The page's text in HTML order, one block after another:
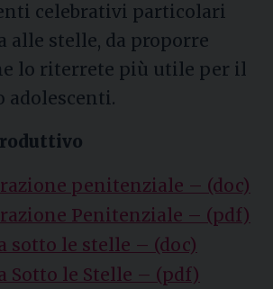
celebrativi particolari
alle stelle, da proporre
lo riterrete più utile per il
adolescenti.
penitenziale – (doc)
Penitenziale – (pdf)
sotto le stelle – (doc)
Sotto le Stelle – (pdf)